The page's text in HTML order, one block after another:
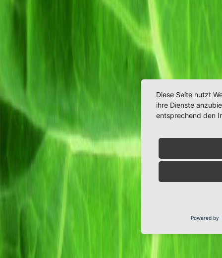
Diese Seite nutzt
ihre Dienste
entsprechend den
Powered by